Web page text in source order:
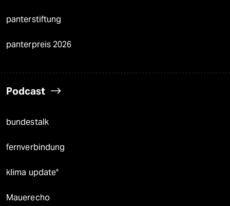
panterstiftung
panterpreis 2026
Podcast
bundestalk
fernverbindung
klima update°
Mauerecho